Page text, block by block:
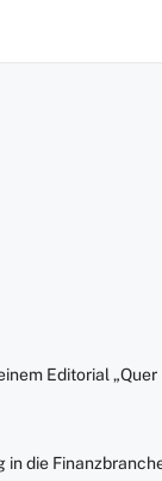
Editorial „Quer
die